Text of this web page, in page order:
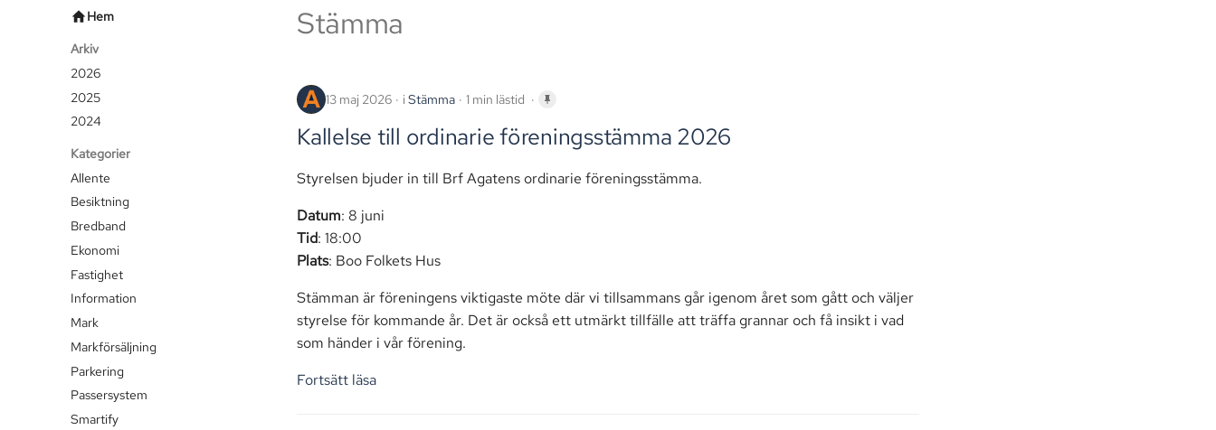
Hem
Arkiv
2026
2025
2024
Kategorier
Allente
Besiktning
Bredband
Ekonomi
Fastighet
Information
Mark
Markförsäljning
Parkering
Passersystem
Smartify
Stämma
13 maj 2026 i Stämma 1 min lästid
Kallelse till ordinarie föreningsstämma 2026
Styrelsen bjuder in till Brf Agatens ordinarie föreningsstämma.
Datum: 8 juni
Tid: 18:00
Plats: Boo Folkets Hus
Stämman är föreningens viktigaste möte där vi tillsammans går igenom året som gått och väljer
styrelse för kommande år. Det är också ett utmärkt tillfälle att träffa grannar och få insikt i vad
som händer i vår förening.
Fortsätt läsa